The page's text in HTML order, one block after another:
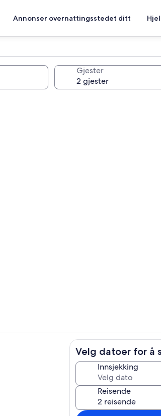
Annonser overnattingsstedet ditt
Gjester
Velg datoer for å
Innsjekking
Reisende